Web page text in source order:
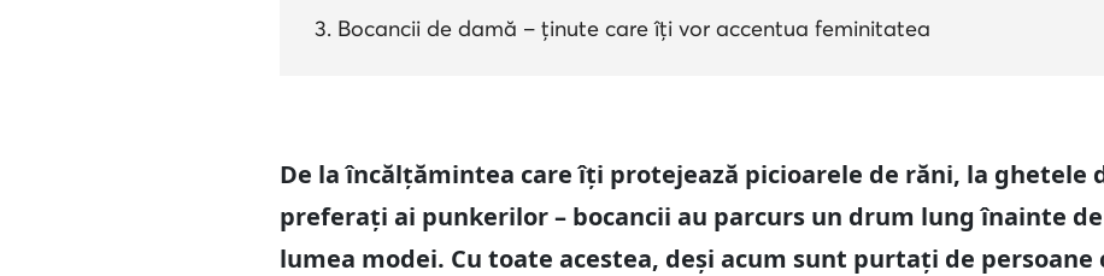
Bocancii de damă – ținute care îți vor accentua feminitatea
De la încălțămintea care îți protejează picioarele de răni, la ghetele
preferați ai punkerilor – bocancii au parcurs un drum lung înainte
lumea modei. Cu toate acestea, deși acum sunt purtați de persoane